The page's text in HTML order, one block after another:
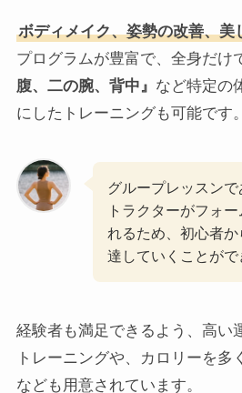
ボディメイク、姿勢の改善、美
プログラムが豊富で、全身だけ
腹、二の腕、背中』 など特定の
にしたトレーニングも可能です。
グループレッスン
トラクターがフォ
れるため、初心者
達していくことがで
経験者も満足できるよう、高い
トレーニングや、カロリーを多
なども用意されています。